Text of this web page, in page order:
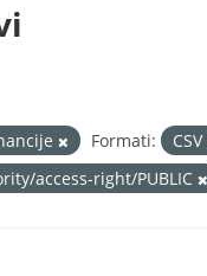
Formati: CSV
access-right/PUBLIC